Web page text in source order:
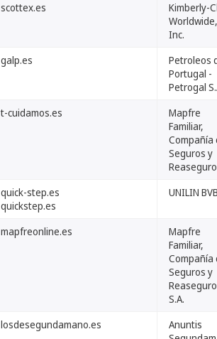
scottex.es
Kimberly-
Worldwide,
Inc.
galp.es
Petroleos
Portugal -
Petrogal
t-cuidamos.es
Mapfre
Familiar,
Compañía
Seguros y
quick-step.es
quickstep.es
UNILIN
mapfreonline.es
Mapfre
Familiar,
Compañía
Seguros y
S.A.
losdesegundamano.es
Anuntis